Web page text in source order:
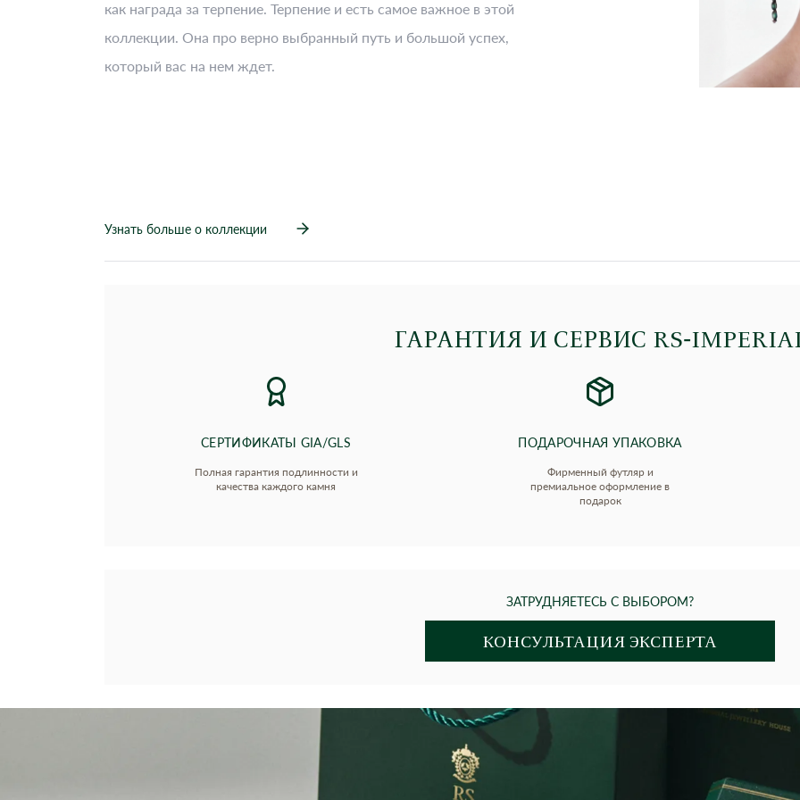
как награда за терпение. Терпение и есть самое важное в этой
коллекции. Она про верно выбранный путь и большой успех,
который вас на нем ждет.
Узнать больше о коллекции
ГАРАНТИЯ И СЕРВИС
СЕРТИФИКАТЫ GIA/GLS
Полная гарантия подлинности и
качества каждого камня
ПОДАРОЧНАЯ УПАКОВКА
Фирменный футляр и
премиальное оформление в
подарок
ЗАТРУДНЯЕТЕСЬ С ВЫБОРОМ?
КОНСУЛЬТАЦИЯ ЭКСПЕРТА